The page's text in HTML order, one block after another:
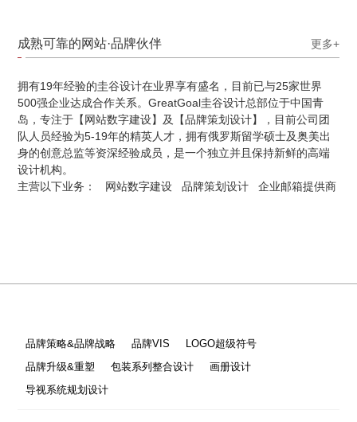
成熟可靠的网站·品牌伙伴 更多+
拥有19年经验的圭谷设计在业界享有盛名，目前已与25家世界
500强企业达成合作关系。GreatGoal圭谷设计总部位于中国青
岛，专注于【网站数字建设】及【品牌策划设计】，目前公司团
队人员经验为5-19年的精英人才，拥有俄罗斯留学硕士及奥美出
身的创意总监等资深经验成员，是一个独立并且保持新鲜的高端
设计机构。
主营以下业务： 网站数字建设 品牌策划设计 企业邮箱提供商
品牌策略&品牌战略 品牌VIS
LOGO超级符号
品牌升级&重塑
包装系列整合设计
画册设计
导视系统规划设计